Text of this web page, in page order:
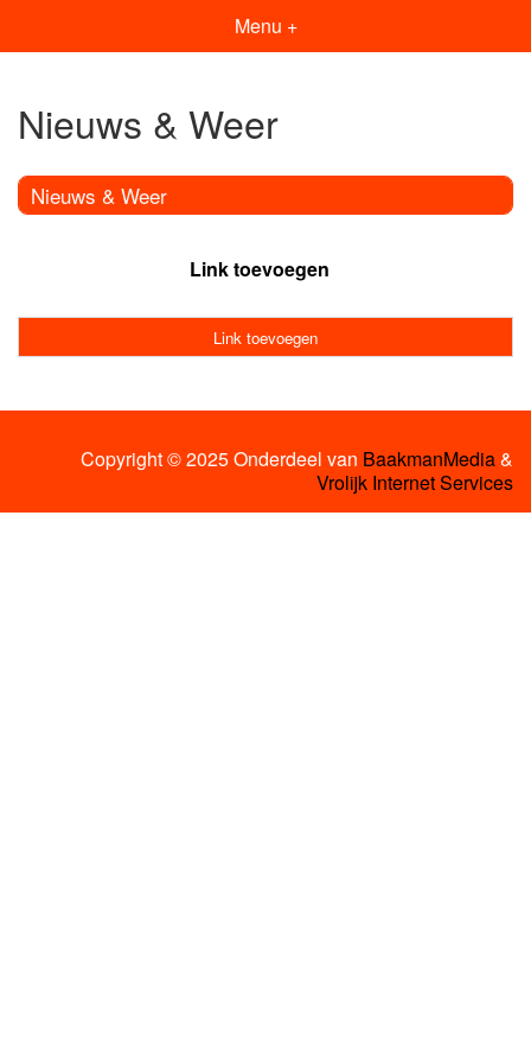
Menu +
Nieuws & Weer
Nieuws & Weer
Link toevoegen
Link toevoegen
Copyright © 2025 Onderdeel van BaakmanMedia&
Vrolijk Internet Services